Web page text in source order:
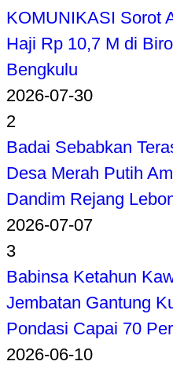
KOMUNIKASI Sorot
Haji Rp 10,7 M di
Bengkulu
2026-07-30
2
Badai Sebabkan
Desa Merah Putih
Dandim Rejang
2026-07-07
3
Babinsa Ketahun
Jembatan Gantung
Pondasi Capai 70
2026-06-10